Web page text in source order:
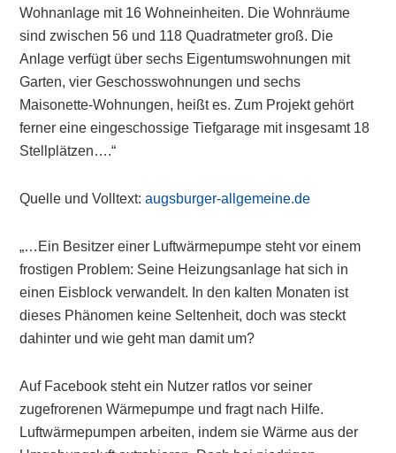
Wohnanlage mit 16 Wohneinheiten. Die Wohnräume
sind zwischen 56 und 118 Quadratmeter groß. Die
Anlage verfügt über sechs Eigentumswohnungen mit
Garten, vier Geschosswohnungen und sechs
Maisonette-Wohnungen, heißt es. Zum Projekt gehört
ferner eine eingeschossige Tiefgarage mit insgesamt 18
Stellplätzen….“
Quelle und Volltext:augsburger-allgemeine.de
„…Ein Besitzer einer Luftwärmepumpe steht vor einem
frostigen Problem: Seine Heizungsanlage hat sich in
einen Eisblock verwandelt. In den kalten Monaten ist
dieses Phänomen keine Seltenheit, doch was steckt
dahinter und wie geht man damit um?
Auf Facebook steht ein Nutzer ratlos vor seiner
zugefrorenen Wärmepumpe und fragt nach Hilfe.
Luftwärmepumpen arbeiten, indem sie Wärme aus der